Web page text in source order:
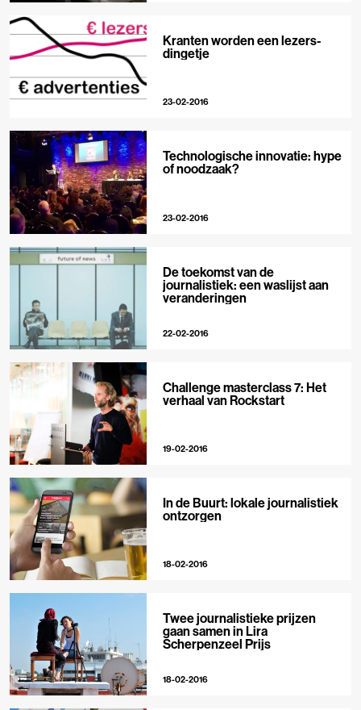
Kranten worden een lezers-
dingetje
23-02-2016
Technologische innovatie: hype
of noodzaak?
23-02-2016
De toekomst van de
journalistiek: een waslijst aan
veranderingen
22-02-2016
Challenge masterclass 7: Het
verhaal van Rockstart
19-02-2016
In de Buurt: lokale journalistiek
ontzorgen
18-02-2016
Twee journalistieke prijzen
gaan samen in Lira
Scherpenzeel Prijs
18-02-2016